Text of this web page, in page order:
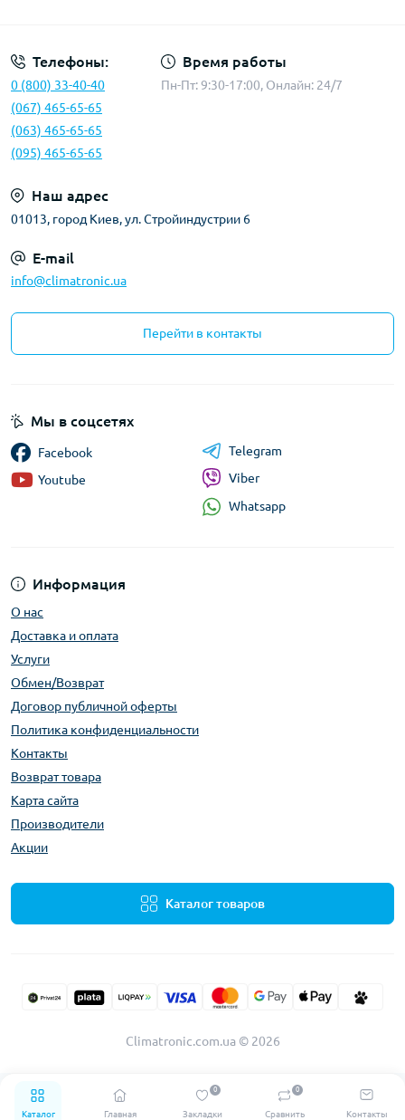
Каталог Главная Закладки
0
Сравнить
0
Контакты
Телефоны:
0 (800) 33-40-40
(067) 465-65-65
(063) 465-65-65
(095) 465-65-65
Время работы
Пн-Пт: 9:30-17:00, Онлайн: 24/7
Наш адрес
01013, город Киев, ул. Стройиндустрии 6
E-mail
info@climatronic.ua
Перейти в контакты
Информация
О нас
Доставка и оплата
Услуги
Обмен/Возврат
Договор публичной оферты
Политика конфиденциальности
Контакты
Возврат товара
Карта сайта
Производители
Акции
Каталог товаров
Мы в соцсетях
Facebook
Youtube
Telegram
Viber
Whatsapp
Climatronic.com.ua © 2026